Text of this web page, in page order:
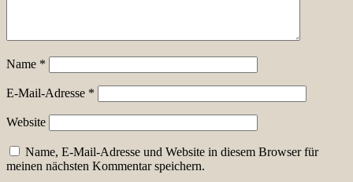
Name *
E-Mail-Adresse *
Website
Name, E-Mail-Adresse und Website in diesem Browser für
meinen nächsten Kommentar speichern.